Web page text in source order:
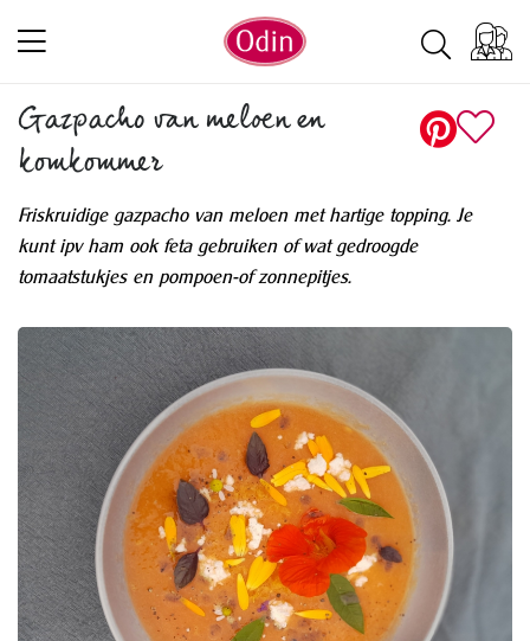
Gazpacho van meloen en
komkommer
Friskruidige gazpacho van meloen met hartige topping. Je
kunt ipv ham ook feta gebruiken of wat gedroogde
tomaatstukjes en pompoen-of zonnepitjes.